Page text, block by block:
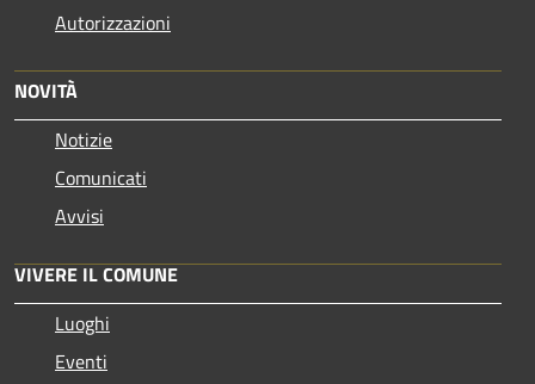
Autorizzazioni
NOVITÀ
Notizie
Comunicati
Avvisi
VIVERE IL COMUNE
Luoghi
Eventi